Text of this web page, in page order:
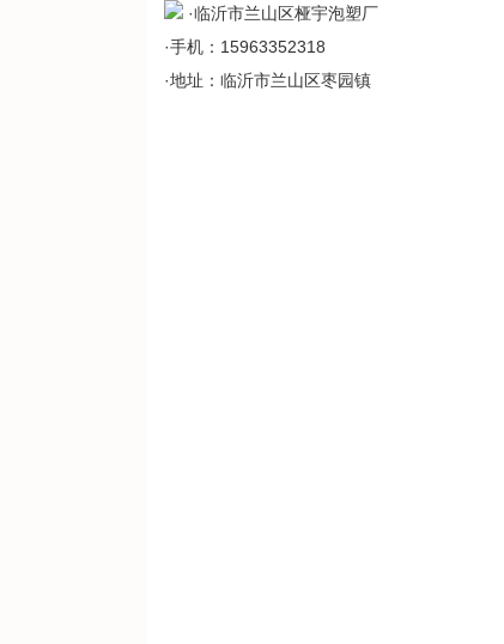
·临沂市兰山区桠宇泡塑厂
·手机：15963352318
·地址：临沂市兰山区枣园镇